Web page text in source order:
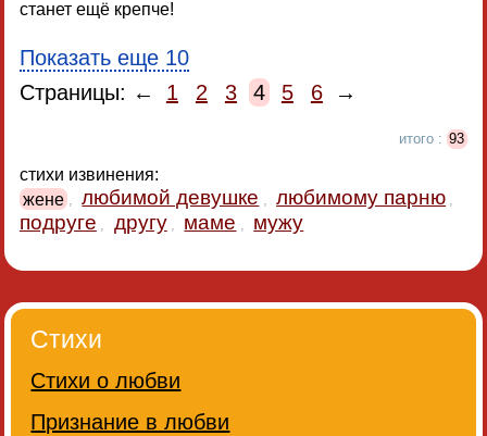
станет ещё крепче!
Показать еще 10
Страницы: ←
1 2 3 4 5 6 →
итого : 93
стихи извинения:
жене , любимой девушке , любимому парню ,
подруге , другу , маме , мужу
Стихи
Стихи о любви
Признание в любви